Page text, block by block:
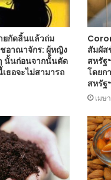
ยกัดลิ้นแล้วถ่ม
อาณาจักร: ผู้หญิง
นั้นก่อนจากนั้นตัด
ธอจะไม่สามารถ
สัมผัส
สหรัฐ
โดยก
สหรัฐ
เมษ